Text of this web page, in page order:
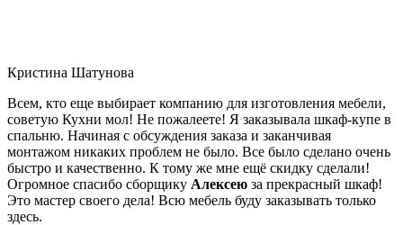
Кристина Шатунова
Всем, кто еще выбирает компанию для изготовления мебели,
советую Кухни мол! Не пожалеете! Я заказывала шкаф-купе в
спальню. Начиная с обсуждения заказа и заканчивая
монтажом никаких проблем не было. Все было сделано очень
быстро и качественно. К тому же мне ещё скидку сделали!
Огромное спасибо сборщику Алексею за прекрасный шкаф!
Это мастер своего дела! Всю мебель буду заказывать только
здесь.